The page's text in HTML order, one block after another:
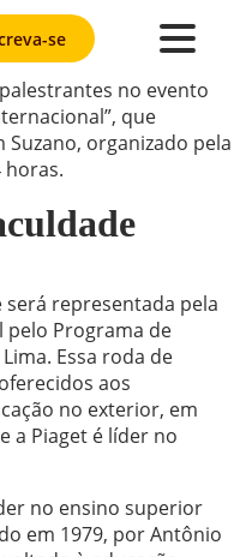
se
no evento
que
organizado pela
horas.
representada pela
pelo Programa de
Essa roda de
aos
no exterior, em
a Piaget é líder no
no ensino superior
em 1979, por Antônio